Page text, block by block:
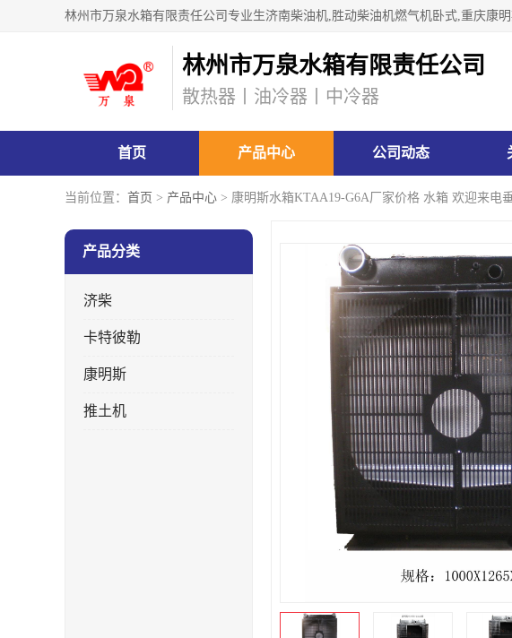
林州市万泉水箱有限责任公司
散热器丨油冷器丨中冷器
首页 产品中心 公司动态
当前位置： 首页 > 产品中心 > 康明斯水箱KTAA19-G6A厂家价格 水箱 欢迎来电
产品分类
济柴
卡特彼勒
康明斯
推土机